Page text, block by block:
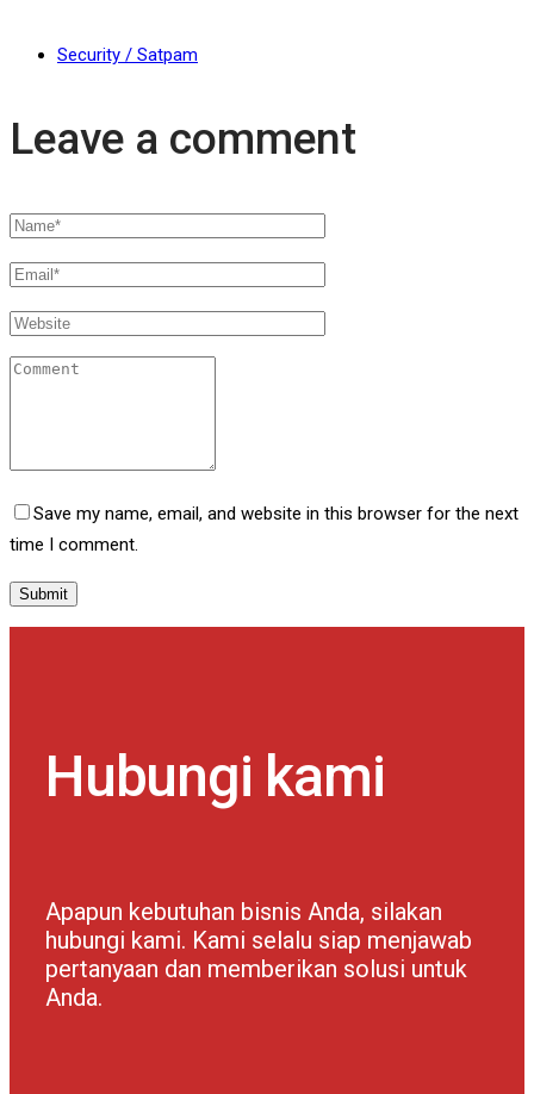
Security / Satpam
Leave a comment
Save my name, email, and website in this browser for the next
time I comment.
Hubungi kami
Apapun kebutuhan bisnis Anda, silakan
hubungi kami. Kami selalu siap menjawab
pertanyaan dan memberikan solusi untuk
Anda.